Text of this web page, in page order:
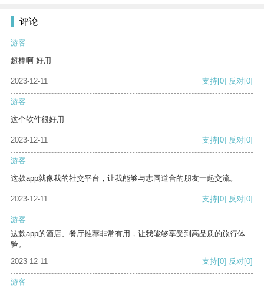
评论
游客
超棒啊 好用
2023-12-11 支持[0] 反对[0]
游客
这个软件很好用
2023-12-11 支持[0] 反对[0]
游客
这款app就像我的社交平台，让我能够与志同道合的朋友一起交流。
2023-12-11 支持[0] 反对[0]
游客
这款app的酒店、餐厅推荐非常有用，让我能够享受到高品质的旅行体
验。
2023-12-11
支持[0] 反对[0]
游客